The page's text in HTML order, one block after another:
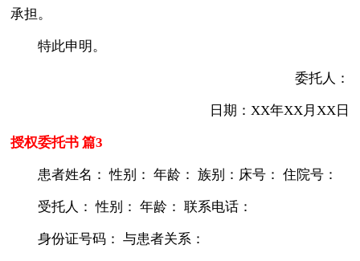
承担。
特此申明。
委托人：
日期：XX年XX月XX日
授权委托书 篇3
患者姓名： 性别： 年龄： 族别：床号： 住院号：
受托人： 性别： 年龄： 联系电话：
身份证号码： 与患者关系：